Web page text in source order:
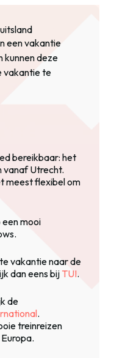
een vakantie
kunnen deze
vakantie te
bereikbaar: het
vanaf Utrecht.
meest flexibel om
mooi
vakantie naar de
dan eens bij TUI.
de
.
treinreizen